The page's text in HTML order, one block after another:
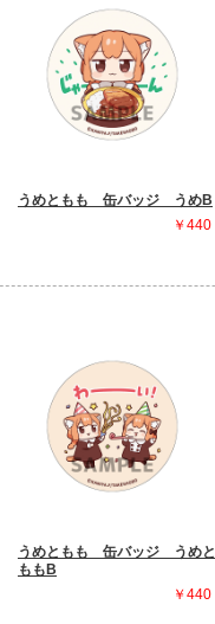
うめともも 缶バッジ うめB
￥440
うめともも 缶バッジ うめと
ももB
￥440